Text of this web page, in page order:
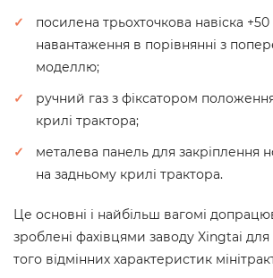
посилена трьохточкова навіска
навантаження в порівнянні з
моделлю;
ручний газ з фіксатором
крилі трактора;
металева панель для закріплення
на задньому крилі трактора.
Це основні і найбільш вагомі
зроблені фахівцями заводу Xingtai для
того відмінних характеристик